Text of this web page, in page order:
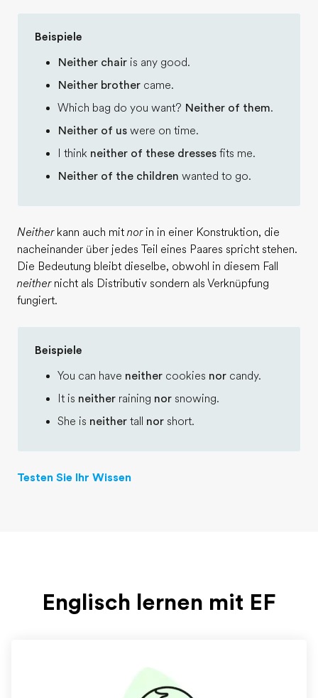
Beispiele
Neither chair is any good.
Neither brother came.
Which bag do you want? Neither of them.
Neither of us were on time.
I think neither of these dresses fits me.
Neither of the children wanted to go.
Neitherkann auch mit norin in einer Konstruktion, die
nacheinander über jedes Teil eines Paares spricht stehen.
Die Bedeutung bleibt dieselbe, obwohl in diesem Fall
neithernicht als Distributiv sondern als Verknüpfung
fungiert.
Beispiele
You can have neither cookies nor candy.
It is neither raining nor snowing.
She is neither tall nor short.
Testen Sie Ihr Wissen
Englisch lernen mit EF